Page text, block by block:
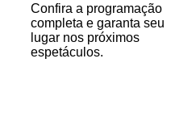
Confira a programação
completa e garanta seu
lugar nos próximos
espetáculos.